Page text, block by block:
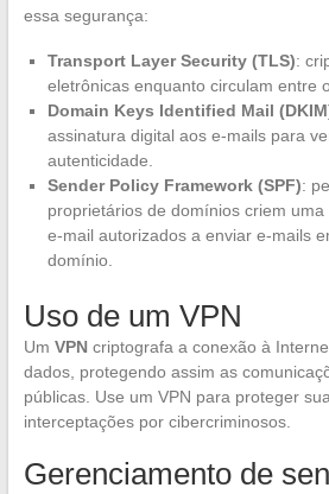
essa segurança:
Transport Layer Security (TLS):
eletrônicas enquanto circulam entre
Domain Keys Identified Mail
assinatura digital aos e-mails para
autenticidade.
Sender Policy Framework (SPF):
proprietários de domínios criem
e-mail autorizados a enviar e-mails
domínio.
Uso de um VPN
Um VPNcriptografa a conexão à
dados, protegendo assim as
públicas. Use um VPN para proteger
interceptações por cibercriminosos.
Gerenciamento de